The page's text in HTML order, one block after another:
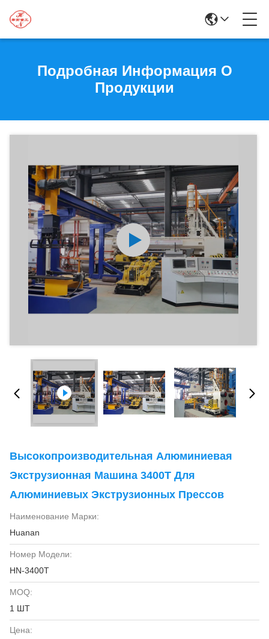
Подробная Информация О
Продукции
Высокопроизводительная Алюминиевая
Экструзионная Машина 3400T Для
Алюминиевых Экструзионных Прессов
Наименование Марки:
Huanan
Номер Модели:
HN-3400T
MOQ:
1 ШТ
Цена: